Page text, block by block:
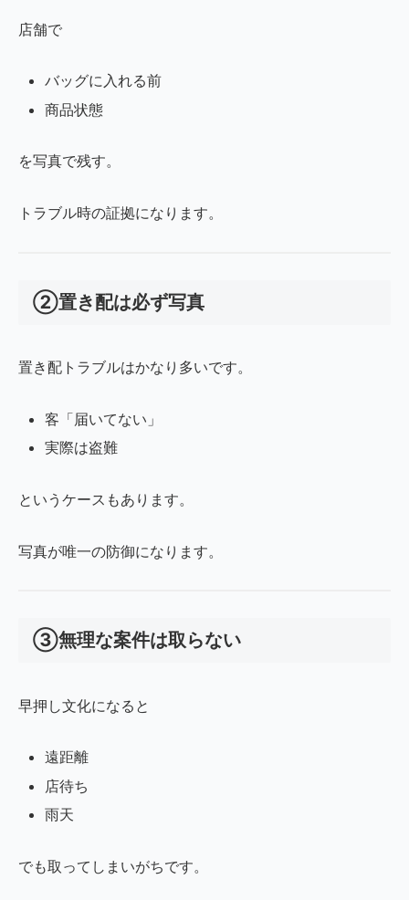
店舗で
バッグに入れる前
商品状態
を写真で残す。
トラブル時の証拠になります。
②置き配は必ず写真
置き配トラブルはかなり多いです。
客「届いてない」
実際は盗難
というケースもあります。
写真が唯一の防御になります。
③無理な案件は取らない
早押し文化になると
遠距離
店待ち
雨天
でも取ってしまいがちです。